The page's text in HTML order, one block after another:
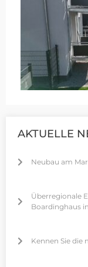
AKTUELLE
Neubau am
Überregionale
Boardinghaus
Kennen Sie die